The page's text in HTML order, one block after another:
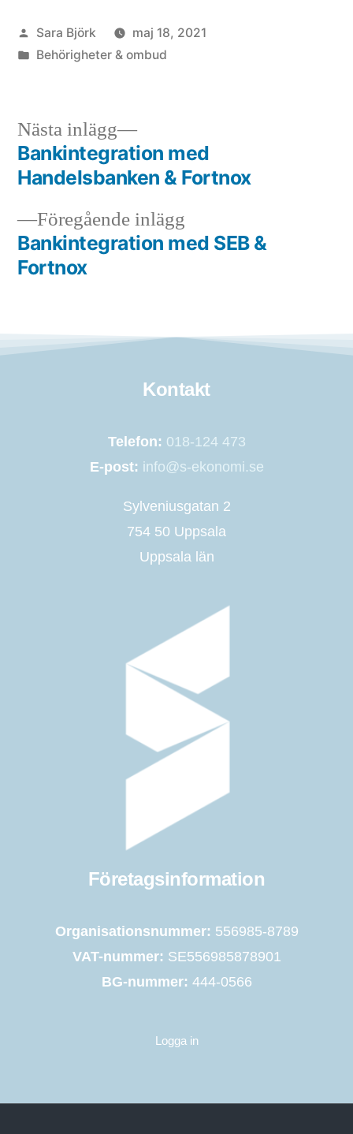
Sara Björk
maj 18, 2021
Behörigheter & ombud
Föregående inlägg
Bankintegration med SEB &
Fortnox
Nästa inlägg
Bankintegration med
Handelsbanken & Fortnox
Kontakt
Telefon: 018-124 473
E-post: info@s-ekonomi.se
Sylveniusgatan 2
754 50 Uppsala
Uppsala län
Företagsinformation
Organisationsnummer: 556985-8789
VAT-nummer: SE556985878901
BG-nummer: 444-0566
Logga in